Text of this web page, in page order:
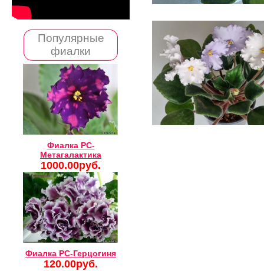
Популярные
фиалки
Фиалка РС-
Метагалактика
1000.00руб.
Фиалка РС-Герцогиня
120.00руб.